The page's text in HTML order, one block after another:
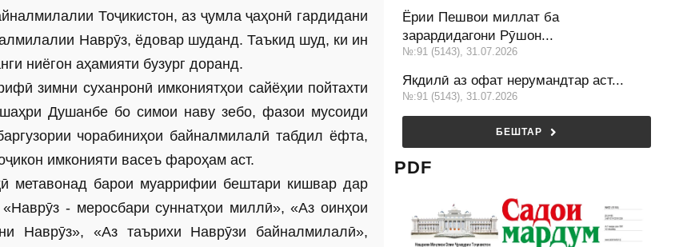
Тоҷикистон, аз ҷумла ҷаҳонӣ гардидани
Наврӯз, ёдовар шуданд. Таъкид шуд, ки ин
ниёгон аҳамияти бузург доранд.
зимни суханронӣ имкониятҳои сайёҳии пойтахти
Душанбе бо симои наву зебо, фазои мусоиди
чорабиниҳои байналмилалӣ табдил ёфта,
имконияти васеъ фароҳам аст.
метавонад барои муаррифии бештари кишвар дар
- меросбари суннатҳои миллӣ», «Аз оинҳои
Наврӯз», «Аз таърихи Наврӯзи байналмилалӣ»,
Ёрии Пешвои миллат ба
зарардидагони Рӯшон...
№:91 (5143), 31.07.2026
Якдилӣ аз офат нерумандтар аст...
№:91 (5143), 31.07.2026
БЕШТАР
PDF